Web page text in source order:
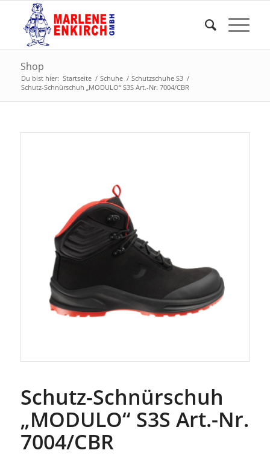
Shop
Du bist hier: Startseite / Schuhe / Schutzschuhe S3 /
Schutz-Schnürschuh „MODULO“ S3S Art.-Nr. 7004/CBR
Schutz-Schnürschuh
„MODULO“ S3S Art.-Nr.
7004/CBR